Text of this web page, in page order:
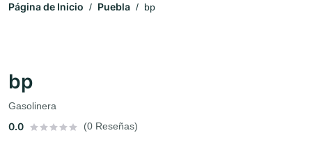
Página de Inicio Puebla bp
bp
Gasolinera
0.0 (0 Reseñas)